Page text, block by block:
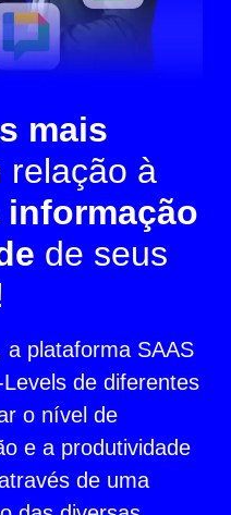
mais
relação à
de seus
a plataforma SAAS
de diferentes
o nível de
e a produtividade
de uma